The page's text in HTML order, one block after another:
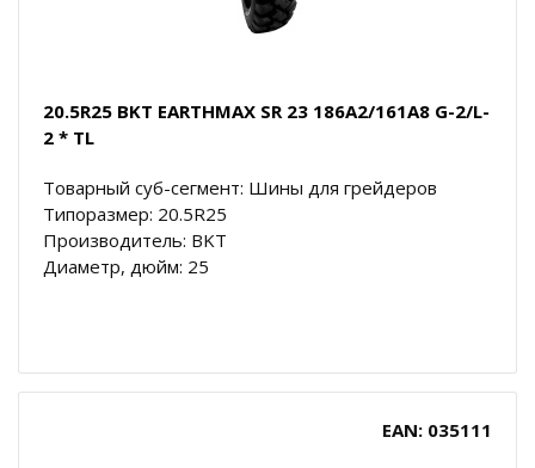
20.5R25 BKT EARTHMAX SR 23 186A2/161A8 G-2/L-
2 * TL
Товарный суб-сегмент: Шины для грейдеров
Типоразмер: 20.5R25
Производитель: BKT
Диаметр, дюйм: 25
EAN: 035111